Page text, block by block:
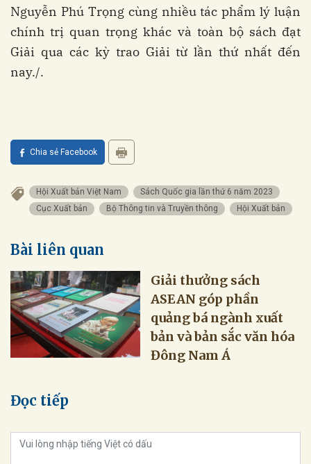
Nguyễn Phú Trọng cùng nhiều tác phẩm lý luận
chính trị quan trọng khác và toàn bộ sách đạt
Giải qua các kỳ trao Giải từ lần thứ nhất đến
nay./.
Chia sẻ Facebook
Hội Xuất bản Việt Nam
Sách Quốc gia lần thứ 6 năm 2023
Cục Xuất bản
Bộ Thông tin và Truyền thông Hội Xuất bản
Bài liên quan
Giải thưởng sách
ASEAN góp phần
quảng bá ngành xuất
bản và bản sắc văn hóa
Đông Nam Á
Đọc tiếp